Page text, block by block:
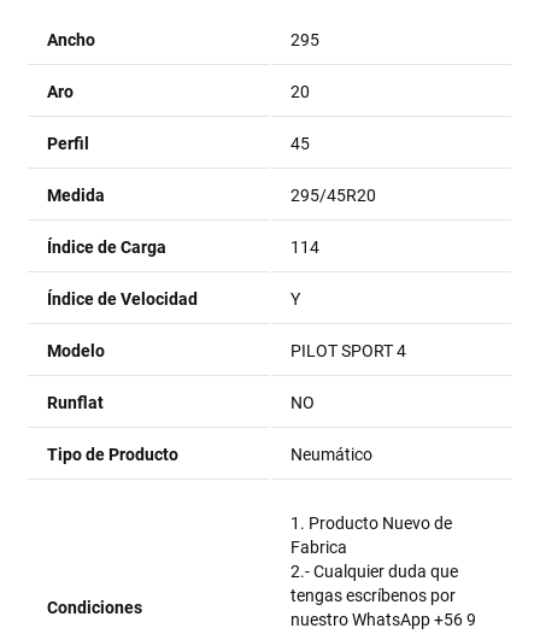
Ancho 295
Aro 20
Perfil 45
Medida 295/45R20
Índice de Carga 114
Índice de Velocidad Y
Modelo PILOT SPORT 4
Runflat NO
Tipo de Producto Neumático
Condiciones
1. Producto Nuevo de
Fabrica
2.- Cualquier duda que
tengas escríbenos por
nuestro WhatsApp +56 9